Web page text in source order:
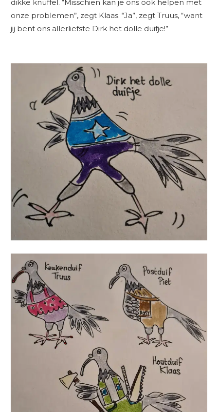
dikke knuffel. “Misschien kan je ons ook helpen met
onze problemen”, zegt Klaas. “Ja”, zegt Truus, “want
jij bent ons allerliefste Dirk het dolle duifje!”